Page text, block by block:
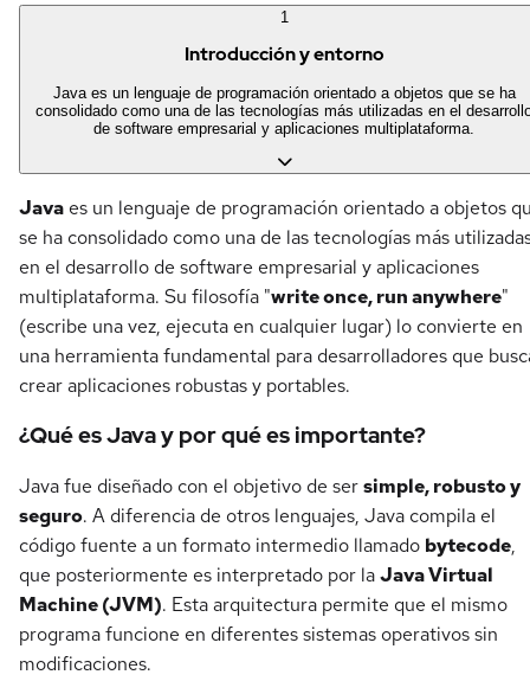
1
Introducción y entorno
Java es un lenguaje de programación orientado a objetos que se ha
consolidado como una de las tecnologías más utilizadas en el
de software empresarial y aplicaciones multiplataforma.
Java es un lenguaje de programación orientado a objetos
se ha consolidado como una de las tecnologías más
en el desarrollo de software empresarial y aplicaciones
multiplataforma. Su filosofía "write once, run anywhere"
(escribe una vez, ejecuta en cualquier lugar) lo convierte en
una herramienta fundamental para desarrolladores que
crear aplicaciones robustas y portables.
¿Qué es Java y por qué es importante?
Java fue diseñado con el objetivo de sersimple, robusto y
seguro. A diferencia de otros lenguajes, Java compila el
código fuente a un formato intermedio llamado bytecode,
que posteriormente es interpretado por laJava Virtual
Machine (JVM). Esta arquitectura permite que el mismo
programa funcione en diferentes sistemas operativos sin
modificaciones.